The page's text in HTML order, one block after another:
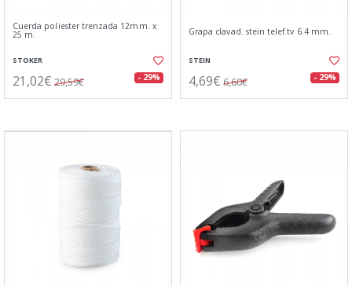
Cuerda poliester trenzada 12mm. x
25 m.
STOKER
21,02€ 29,59€ - 29%
Grapa clavad. stein telef.tv 6.4 mm.
STEIN
4,69€ 6,60€ - 29%